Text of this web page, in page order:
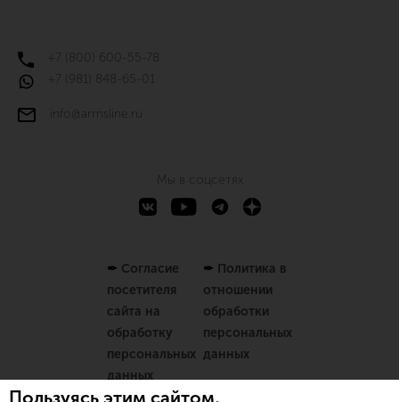
Пользуясь этим сайтом,
+7 (800) 600-55-78
+7 (981) 848-65-01
info@armsline.ru
Мы в соцсетях
✒ Согласие
посетителя
сайта на
обработку
персональных
данных
✒ Политика в
отношении
обработки
персональных
данных